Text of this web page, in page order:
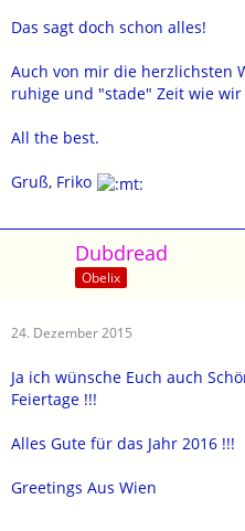
Das sagt doch schon alles!
Auch von mir die herzlichsten
ruhige und "stade" Zeit wie
All the best.
Gruß, Friko
Dubdread
Obelix
24. Dezember 2015
Ja ich wünsche Euch auch
Feiertage !!!
Alles Gute für das Jahr 2016 !!!
Greetings Aus Wien